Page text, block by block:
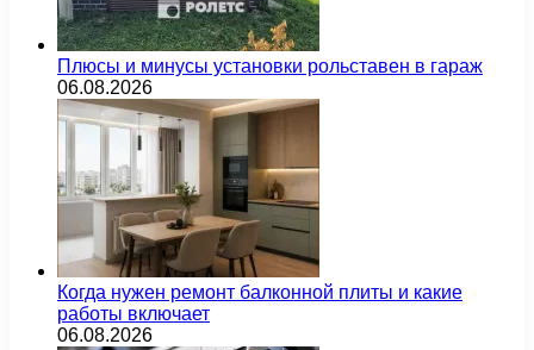
Плюсы и минусы установки рольставен в гараж
06.08.2026
Когда нужен ремонт балконной плиты и какие
работы включает
06.08.2026